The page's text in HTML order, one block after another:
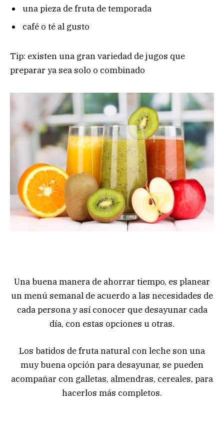
una pieza de fruta de temporada
café o té al gusto
Tip: existen una gran variedad de jugos que
preparar ya sea solo o combinado
Una buena manera de ahorrar tiempo, es planear
un menú semanal de acuerdo a las necesidades de
cada persona y así conocer que desayunar cada
día, con estas opciones u otras.
Los batidos de fruta natural con leche son una
muy buena opción para desayunar, se pueden
acompañar con galletas, almendras, cereales, para
hacerlos más completos.